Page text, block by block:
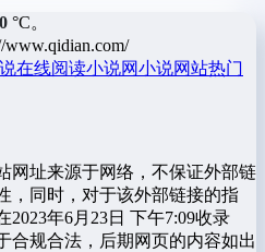
°C。
在线阅读小说网小说网站热门
网址来源于网络，不保证外部链
，同时，对于该外部链接的指
年6月23日 下午7:09收录
合规合法，后期网页的内容如出